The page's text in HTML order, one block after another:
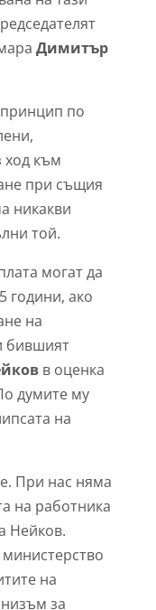
Димитър
по
ход към
при същия
никакви
той.
могат да
години, ако
на
бившият
в оценка
думите му
на
При нас няма
на работника
Нейков.
на
за